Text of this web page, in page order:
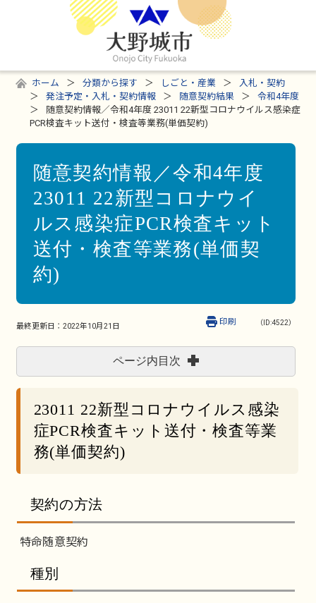
ホーム 分類から探す しごと・産業
入札・契約
発注予定・入札・契約情報
随意契約結果
令和4年度
随意契約情報／令和4年度 23011 22新型コロナウイルス感染症
PCR検査キット送付・検査等業務(単価契約)
随意契約情報／令和4年度
23011 22新型コロナウイ
ルス感染症PCR検査キット
送付・検査等業務(単価契
約)
最終更新日： 2022年10月21日 （ID:4522）
印刷
ページ内目次
23011 22新型コロナウイルス感染
症PCR検査キット送付・検査等業
務(単価契約)
契約の方法
特命随意契約
種別